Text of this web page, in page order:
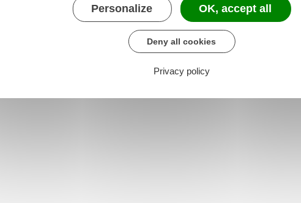
Personalize OK, accept all
Deny all cookies
Privacy policy